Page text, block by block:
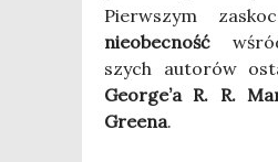
Pierw­szym
nie­obec­ność
szych auto­rów
George’a R. R.
Gre­ena.